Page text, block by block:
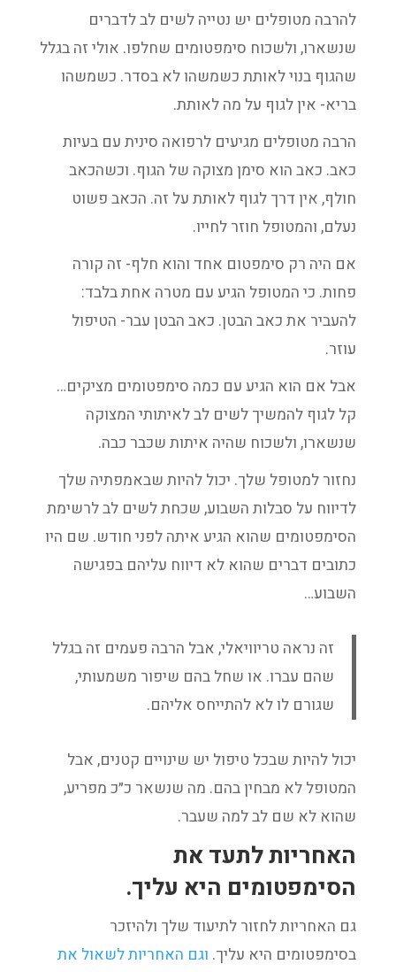
להרבה מטופלים יש נטייה לשים לב לדברים
שנשארו, ולשכוח סימפטומים שחלפו. אולי זה בגלל
שהגוף בנוי לאותת כשמשהו לא בסדר. כשמשהו
בריא- אין לגוף על מה לאותת.
הרבה מטופלים מגיעים לרפואה סינית עם בעיות
כאב. כאב הוא סימן מצוקה של הגוף. וכשהכאב
חולף, אין דרך לגוף לאותת על זה. הכאב פשוט
נעלם, והמטופל חוזר לחייו.
אם היה רק סימפטום אחד והוא חלף- זה קורה
פחות. כי המטופל הגיע עם מטרה אחת בלבד:
להעביר את כאב הבטן. כאב הבטן עבר- הטיפול
עוזר.
אבל אם הוא הגיע עם כמה סימפטומים מציקים…
קל לגוף להמשיך לשים לב לאיתותי המצוקה
שנשארו, ולשכוח שהיה איתות שכבר כבה.
נחזור למטופל שלך. יכול להיות שבאמפתיה שלך
לדיווח על סבלות השבוע, שכחת לשים לב לרשימת
הסימפטומים שהוא הגיע איתה לפני חודש. שם היו
כתובים דברים שהוא לא דיווח עליהם בפגישה
השבוע…
זה נראה טריוויאלי, אבל הרבה פעמים זה בגלל
שהם עברו. או שחל בהם שיפור משמעותי,
שגורם לו לא להתייחס אליהם.
יכול להיות שבכל טיפול יש שינויים קטנים, אבל
המטופל לא מבחין בהם. מה שנשאר כ״כ מפריע,
שהוא לא שם לב למה שעבר.
האחריות לתעד את
הסימפטומים היא עליך.
גם האחריות לחזור לתיעוד שלך ולהיזכר
בסימפטומים היא עליך. וגם האחריות לשאול את